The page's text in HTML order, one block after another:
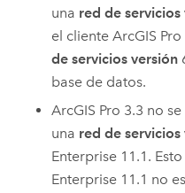
una red de servicios
el clienteArcGIS Pro
de servicios versión
base de datos.
ArcGIS Pro 3.3 no
una red de servicios
Enterprise 11.1.
Enterprise 11.1 no